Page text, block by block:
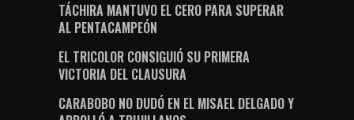
TÁCHIRA MANTUVO EL CERO PARA SUPERAR
AL PENTACAMPEÓN
EL TRICOLOR CONSIGUIÓ SU PRIMERA
VICTORIA DEL CLAUSURA
CARABOBO NO DUDÓ EN EL MISAEL DELGADO Y